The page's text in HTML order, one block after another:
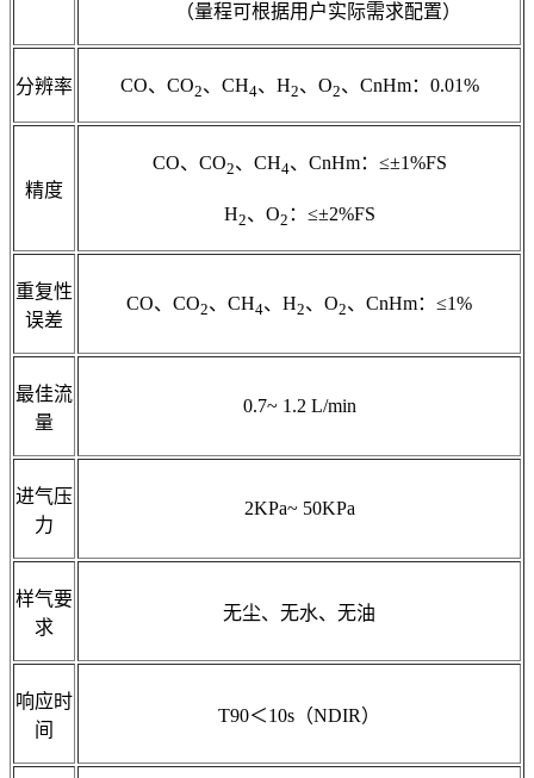
（量程可根据用户实际需求配置）
分辨率 CO、CO2、CH4、H2、O2、CnHm：0.01%
精度
CO、CO2、CH4、CnHm：≤±1%FS
H2、O2 ：≤±2%FS
重复性
误差
CO、CO2、CH4、H2、O2、CnHm：≤1%
最佳流
量
0.7~ 1.2 L/min
进气压
力
2KPa~ 50KPa
样气要
求
无尘、无水、无油
响应时
间
T90＜10s（NDIR）